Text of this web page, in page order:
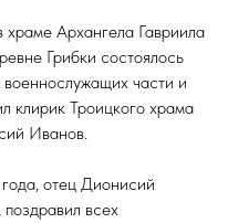
Архангела Гавриила
Грибки состоялось
части и
клирик Троицкого храма
Иванов.
отец Дионисий
всех